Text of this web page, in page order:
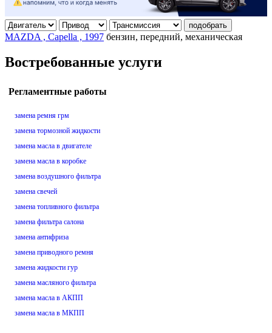
подобрать
MAZDA , Capella , 1997 бензин, передний, механическая
Востребованные услуги
Регламентные работы
замена ремня грм
замена тормозной жидкости
замена масла в двигателе
замена масла в коробке
замена воздушного фильтра
замена свечей
замена топливного фильтра
замена фильтра салона
замена антифриза
замена приводного ремня
замена жидкости гур
замена масляного фильтра
замена масла в АКПП
замена масла в МКПП